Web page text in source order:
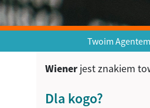
Twoim
Wiener jest znakiem
Dla kogo?